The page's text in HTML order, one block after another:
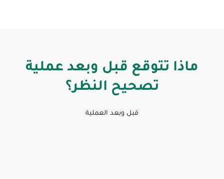
ماذا تتوقع قبل وبعد عملية
تصحيح النظر؟
قبل وبعد العملية